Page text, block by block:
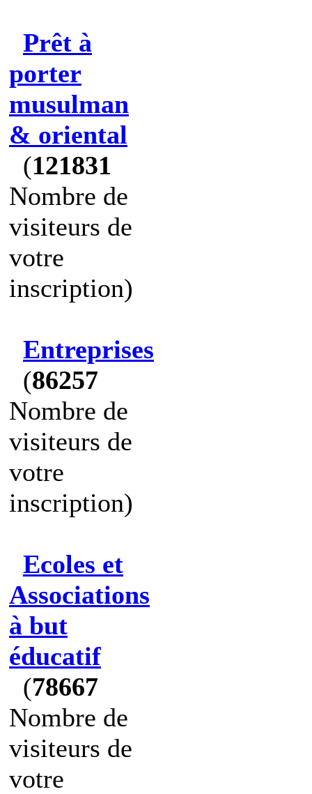
Prêt à
porter
musulman
& oriental
(121831
Nombre de
visiteurs de
votre
inscription)
Entreprises
(86257
Nombre de
visiteurs de
votre
inscription)
Ecoles et
Associations
à but
éducatif
(78667
Nombre de
visiteurs de
votre